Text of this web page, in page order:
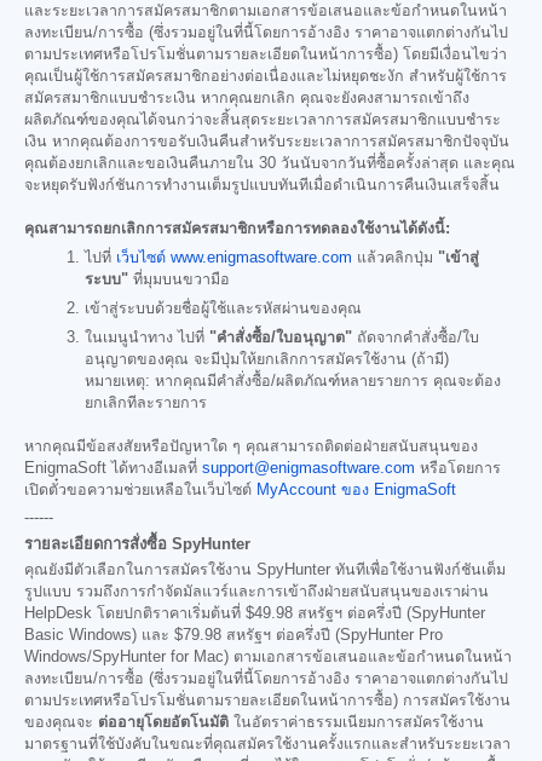
และระยะเวลาการสมัครสมาชิกตามเอกสารข้อเสนอและข้อกำหนดในหน้า
ลงทะเบียน/การซื้อ (ซึ่งรวมอยู่ในที่นี้โดยการอ้างอิง ราคาอาจแตกต่างกันไป
ตามประเทศหรือโปรโมชั่นตามรายละเอียดในหน้าการซื้อ) โดยมีเงื่อนไขว่า
คุณเป็นผู้ใช้การสมัครสมาชิกอย่างต่อเนื่องและไม่หยุดชะงัก สำหรับผู้ใช้การ
สมัครสมาชิกแบบชำระเงิน หากคุณยกเลิก คุณจะยังคงสามารถเข้าถึง
ผลิตภัณฑ์ของคุณได้จนกว่าจะสิ้นสุดระยะเวลาการสมัครสมาชิกแบบชำระ
เงิน หากคุณต้องการขอรับเงินคืนสำหรับระยะเวลาการสมัครสมาชิกปัจจุบัน
คุณต้องยกเลิกและขอเงินคืนภายใน 30 วันนับจากวันที่ซื้อครั้งล่าสุด และคุณ
จะหยุดรับฟังก์ชันการทำงานเต็มรูปแบบทันทีเมื่อดำเนินการคืนเงินเสร็จสิ้น
คุณสามารถยกเลิกการสมัครสมาชิกหรือการทดลองใช้งานได้ดังนี้:
ไปที่ เว็บไซต์ www.enigmasoftware.com แล้วคลิกปุ่ม "เข้าสู่
ระบบ" ที่มุมบนขวามือ
เข้าสู่ระบบด้วยชื่อผู้ใช้และรหัสผ่านของคุณ
ในเมนูนำทาง ไปที่ "คำสั่งซื้อ/ใบอนุญาต" ถัดจากคำสั่งซื้อ/ใบ
อนุญาตของคุณ จะมีปุ่มให้ยกเลิกการสมัครใช้งาน (ถ้ามี)
หมายเหตุ: หากคุณมีคำสั่งซื้อ/ผลิตภัณฑ์หลายรายการ คุณจะต้อง
ยกเลิกทีละรายการ
หากคุณมีข้อสงสัยหรือปัญหาใด ๆ คุณสามารถติดต่อฝ่ายสนับสนุนของ
EnigmaSoft ได้ทางอีเมลที่ support@enigmasoftware.com หรือโดยการ
เปิดตั๋วขอความช่วยเหลือในเว็บไซต์ MyAccount ของ EnigmaSoft
------
รายละเอียดการสั่งซื้อ SpyHunter
คุณยังมีตัวเลือกในการสมัครใช้งาน SpyHunter ทันทีเพื่อใช้งานฟังก์ชันเต็ม
รูปแบบ รวมถึงการกำจัดมัลแวร์และการเข้าถึงฝ่ายสนับสนุนของเราผ่าน
HelpDesk โดยปกติราคาเริ่มต้นที่ $49.98 สหรัฐฯ ต่อครึ่งปี (SpyHunter
Basic Windows) และ $79.98 สหรัฐฯ ต่อครึ่งปี (SpyHunter Pro
Windows/SpyHunter for Mac) ตามเอกสารข้อเสนอและข้อกำหนดในหน้า
ลงทะเบียน/การซื้อ (ซึ่งรวมอยู่ในที่นี้โดยการอ้างอิง ราคาอาจแตกต่างกันไป
ตามประเทศหรือโปรโมชั่นตามรายละเอียดในหน้าการซื้อ) การสมัครใช้งาน
ของคุณจะ ต่ออายุโดยอัตโนมัติ ในอัตราค่าธรรมเนียมการสมัครใช้งาน
มาตรฐานที่ใช้บังคับในขณะที่คุณสมัครใช้งานครั้งแรกและสำหรับระยะเวลา